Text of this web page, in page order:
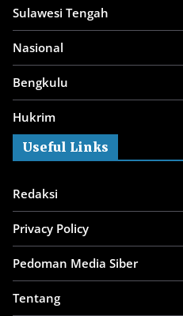
Sulawesi Tengah
Nasional
Bengkulu
Hukrim
Useful Links
Redaksi
Privacy Policy
Pedoman Media Siber
Tentang